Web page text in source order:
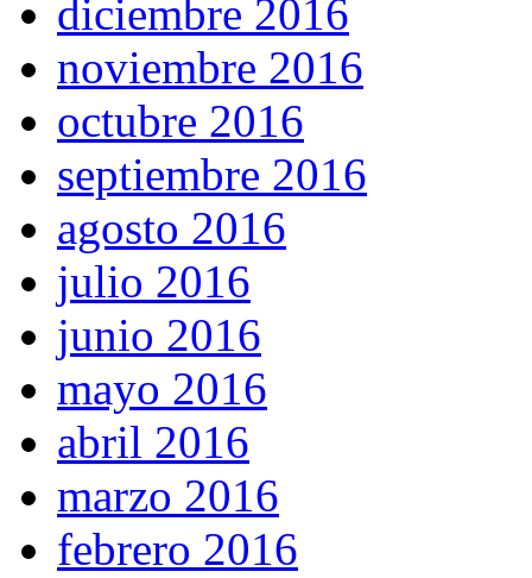
diciembre 2016
noviembre 2016
octubre 2016
septiembre 2016
agosto 2016
julio 2016
junio 2016
mayo 2016
abril 2016
marzo 2016
febrero 2016